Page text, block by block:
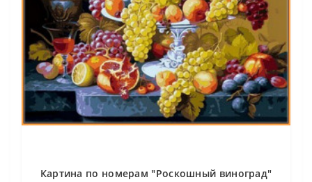
Картина по номерам "Роскошный виноград"